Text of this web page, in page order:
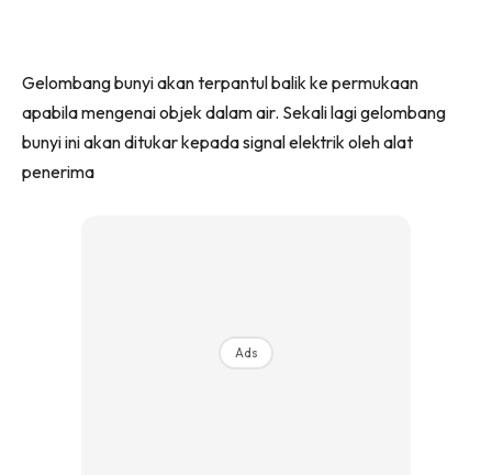
Gelombang bunyi akan terpantul balik ke permukaan
apabila mengenai objek dalam air. Sekali lagi gelombang
bunyi ini akan ditukar kepada signal elektrik oleh alat
penerima
Ads